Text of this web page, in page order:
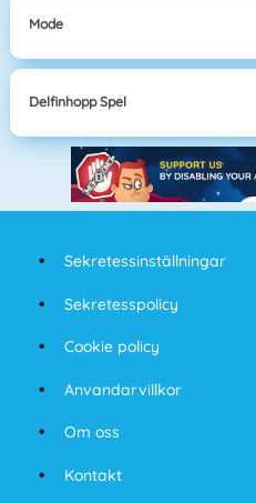
Mode
Delfinhopp Spel
Sekretessinställningar
Sekretesspolicy
Cookie policy
Anvandarvillkor
Om oss
Kontakt